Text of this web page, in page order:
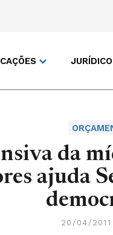
JURÍDICO
da
ajuda
20/04/2011